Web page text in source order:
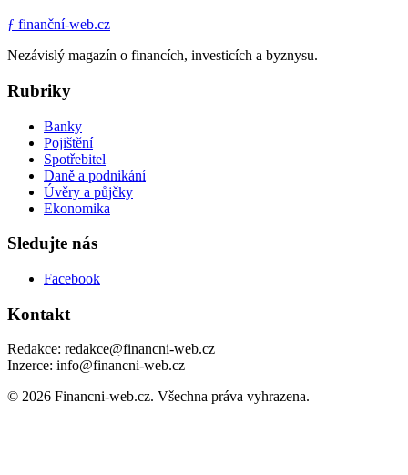
ƒ finanční-web.cz
Nezávislý magazín o financích, investicích a byznysu.
Rubriky
Banky
Pojištění
Spotřebitel
Daně a podnikání
Úvěry a půjčky
Ekonomika
Sledujte nás
Facebook
Kontakt
Redakce: redakce@financni-web.cz
Inzerce: info@financni-web.cz
© 2026 Financni-web.cz. Všechna práva vyhrazena.